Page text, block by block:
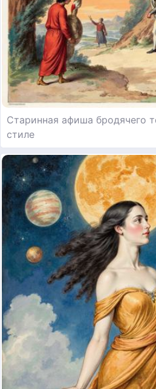
Старинная афиша бродячего
стиле